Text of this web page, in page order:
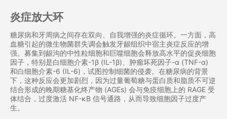
炎症放大环
糖尿病和牙周病之间存在双向、自我增强的炎症循环。一方面，高
血糖引起的微生物菌群失调会触发牙龈组织中宿主炎症反应的增
强。募集到龈沟的中性粒细胞和巨噬细胞会释放高水平的促炎细胞
因子，特别是白细胞介素-1β (IL-1β)、肿瘤坏死因子-α (TNF-α)
和白细胞介素-6 (IL-6)，试图控制细菌的侵袭。在糖尿病的背景
下，这种反应会更加剧烈，因为过量葡萄糖与蛋白质和脂质不可逆
结合形成的晚期糖基化终产物 (AGEs) 会与免疫细胞上的 RAGE 受
体结合，过度激活 NF-κB 信号通路，从而导致细胞因子过度产
生。